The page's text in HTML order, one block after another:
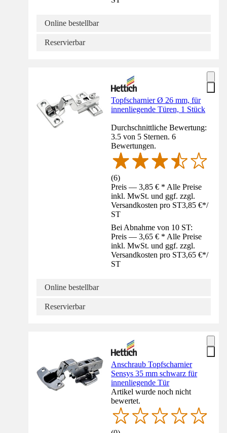
Online bestellbar
Reservierbar
Topfscharnier Ø 26 mm, für
innenliegende Türen, 1 Stück
Durchschnittliche Bewertung:
3.5 von 5 Sternen. 6
Bewertungen.
(6)
Preis — 3,85 € * Alle Preise
inkl. MwSt. und ggf. zzgl.
Versandkosten pro ST3,85 €*/
ST
Bei Abnahme von 10 ST:
Preis — 3,65 € * Alle Preise
inkl. MwSt. und ggf. zzgl.
Versandkosten pro ST3,65 €*/
ST
Online bestellbar
Reservierbar
Anschraub Topfscharnier
Sensys 35 mm schwarz für
innenliegende Tür
Artikel wurde noch nicht
bewertet.